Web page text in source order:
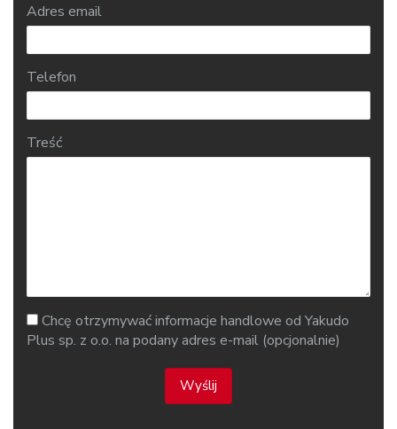
Adres email
Telefon
Treść
Chcę otrzymywać informacje handlowe od Yakudo
Plus sp. z o.o. na podany adres e-mail (opcjonalnie)
Wyślij